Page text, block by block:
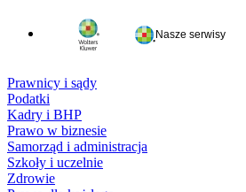
Nasze serwisy
Prawnicy i sądy
Podatki
Kadry i BHP
Prawo w biznesie
Samorząd i administracja
Szkoły i uczelnie
Zdrowie